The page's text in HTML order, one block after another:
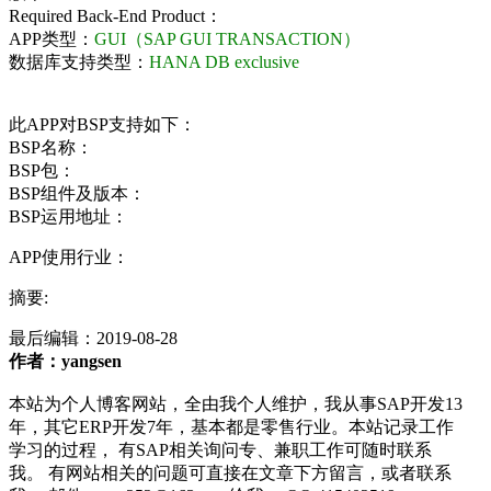
Required Back-End Product：
APP类型： GUI（SAP GUI TRANSACTION）
数据库支持类型： HANA DB exclusive
此APP对BSP支持如下：
BSP名称：
BSP包：
BSP组件及版本：
BSP运用地址：
APP使用行业：
摘要:
最后编辑： 2019-08-28
作者：yangsen
本站为个人博客网站，全由我个人维护，我从事SAP开发13
年，其它ERP开发7年，基本都是零售行业。本站记录工作
学习的过程， 有SAP相关询问专、兼职工作可随时联系
我。 有网站相关的问题可直接在文章下方留言，或者联系